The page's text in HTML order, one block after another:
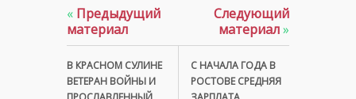
« Предыдущий
материал
В КРАСНОМ СУЛИНЕ
ВЕТЕРАН ВОЙНЫ И
Следующий
материал»
С НАЧАЛА ГОДА В
РОСТОВЕ СРЕДНЯЯ